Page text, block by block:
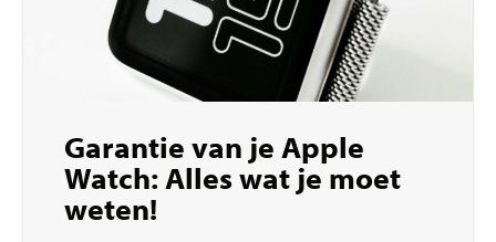
Garantie van je Apple
Watch: Alles wat je moet
weten!